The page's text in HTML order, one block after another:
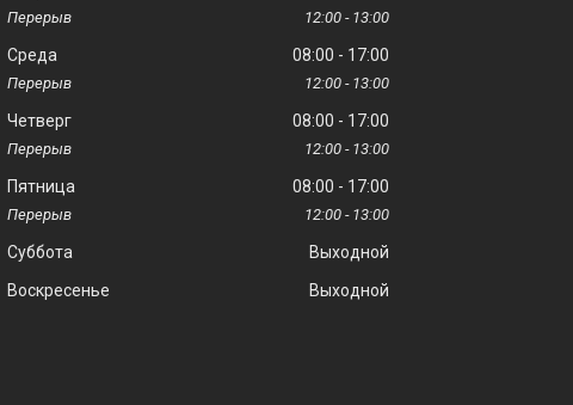
12:00 13:00
Среда 08:00 17:00
12:00 13:00
Четверг 08:00 17:00
12:00 13:00
Пятница 08:00 17:00
12:00 13:00
Суббота
Выходной
Воскресенье
Выходной